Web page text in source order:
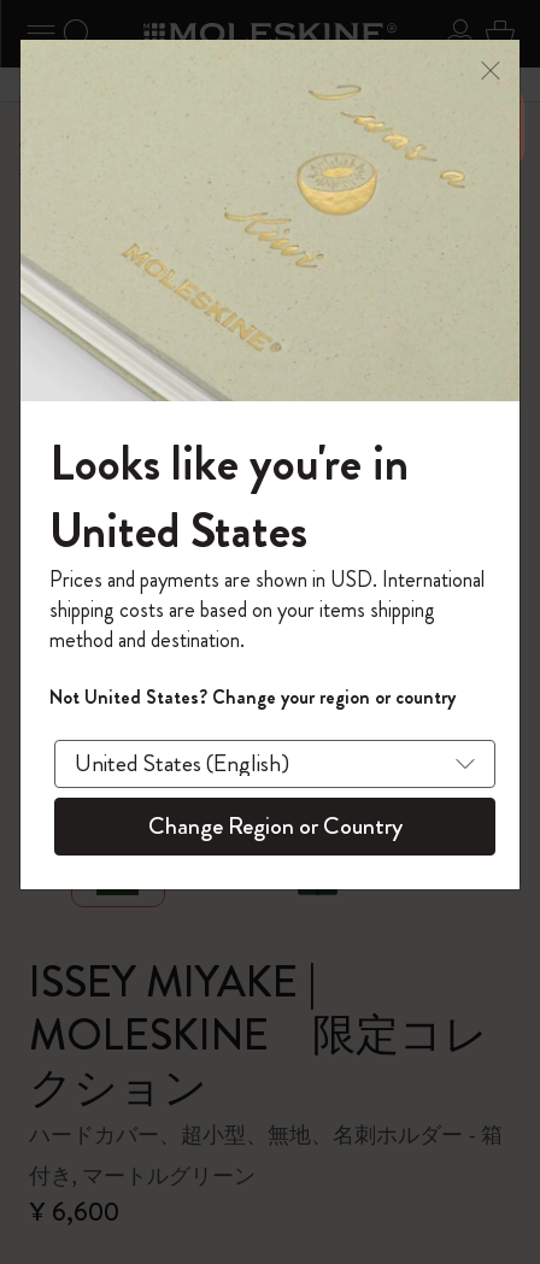
ナビゲーションの切替 ログ
検索 (キーワードなど) カ
6,500円以上のご購入で送料無料 メニ
ーを閉じる
ショップ
ISSEY MIYAKE | モレスキン のコレクション
zoom.cta
ISSEY MIYAKE |
MOLESKINE 限定コレ
クション
ハードカバー、超小型、無地、名刺ホルダー - 箱
付き, マートルグリーン
¥ 6,600
モレスキンの世界へようこそ
「WELCOME10」を入力すると、初回注
文が10%オフ＋送料無料になります。セ
ール・アウトレット品は適用外。
Moleskineアカウントを作成して限定オフ
ァーや会員特典、さらに多くのインスピ
レーションを手に入れましょう。
今すぐ会員登録 !
Looks like you're in
United States
Prices and payments are shown in USD. International
shipping costs are based on your items shipping
method and destination.
Not United States? Change your region or country
Change Region or Country